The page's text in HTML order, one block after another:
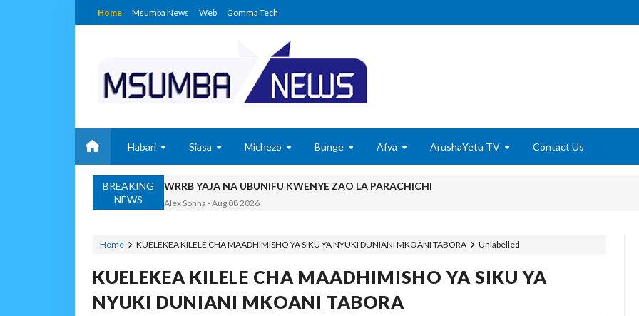
Home Msumba News Web Gomma Tech
Habari Siasa Michezo Bunge Afya ArushaYetu TV Contact Us
BREAKING
NEWS
WRRB YAJA NA UBUNIFU KWENYE ZAO LA PARACHICHI
Alex Sonna -Aug 08 2026
PROF. SHEMDOE AHAIDI TAMISEMI KUTEKELEZA KIKAMILIFU JUKUMU LA USIMAMIZI WA
MSUMBA-Aug 08 2026
TPDC YARIDHISHWA NA MAENDELEO YA UJENZI WA PUMP STATION NAMBA 3-MRADI
OSCAR ASSENGA-Aug 07 2026
Home Unlabelled
KUELEKEA KILELE CHA MAADHIMISHO YA SIKU YA NYUKI DUNIANI MKOANI TABORA
KUELEKEA KILELE CHA MAADHIMISHO YA SIKU YA
NYUKI DUNIANI MKOANI TABORA